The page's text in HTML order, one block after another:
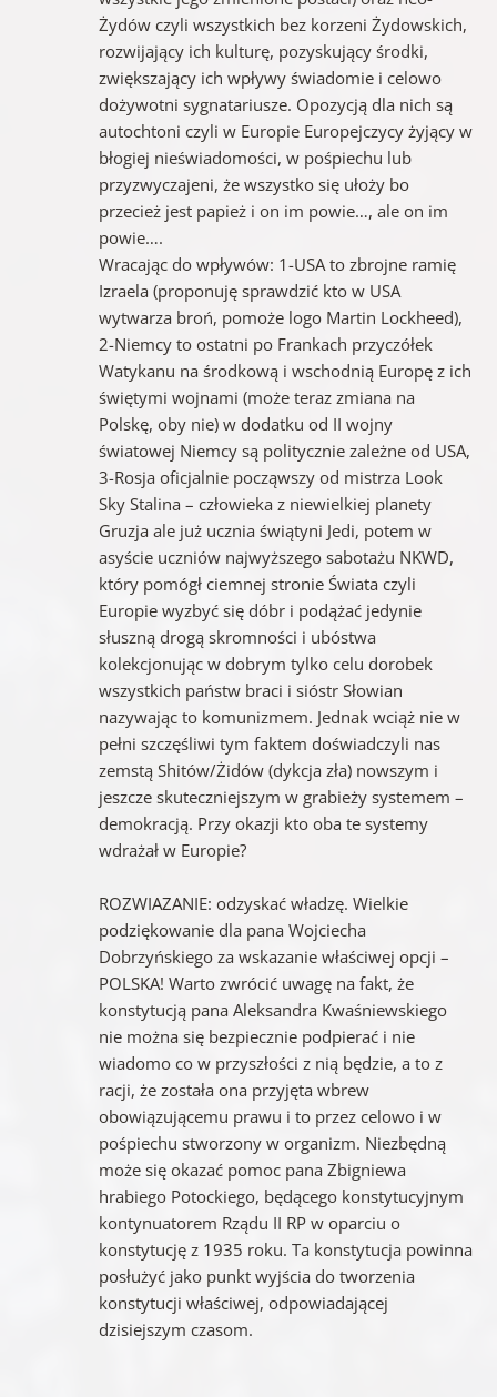
Żydów czyli wszystkich bez korzeni Żydowskich,
rozwijający ich kulturę, pozyskujący środki,
zwiększający ich wpływy świadomie i celowo
dożywotni sygnatariusze. Opozycją dla nich są
autochtoni czyli w Europie Europejczycy żyjący w
błogiej nieświadomości, w pośpiechu lub
przyzwyczajeni, że wszystko się ułoży bo
przecież jest papież i on im powie…, ale on im
powie….
Wracając do wpływów: 1-USA to zbrojne ramię
Izraela (proponuję sprawdzić kto w USA
wytwarza broń, pomoże logo Martin Lockheed),
2-Niemcy to ostatni po Frankach przyczółek
Watykanu na środkową i wschodnią Europę z ich
świętymi wojnami (może teraz zmiana na
Polskę, oby nie) w dodatku od II wojny
światowej Niemcy są politycznie zależne od USA,
3-Rosja oficjalnie począwszy od mistrza Look
Sky Stalina – człowieka z niewielkiej planety
Gruzja ale już ucznia świątyni Jedi, potem w
asyście uczniów najwyższego sabotażu NKWD,
który pomógł ciemnej stronie Świata czyli
Europie wyzbyć się dóbr i podążać jedynie
słuszną drogą skromności i ubóstwa
kolekcjonując w dobrym tylko celu dorobek
wszystkich państw braci i sióstr Słowian
nazywając to komunizmem. Jednak wciąż nie w
pełni szczęśliwi tym faktem doświadczyli nas
zemstą Shitów/Żidów (dykcja zła) nowszym i
jeszcze skuteczniejszym w grabieży systemem –
demokracją. Przy okazji kto oba te systemy
wdrażał w Europie?
ROZWIAZANIE: odzyskać władzę. Wielkie
podziękowanie dla pana Wojciecha
Dobrzyńskiego za wskazanie właściwej opcji –
POLSKA! Warto zwrócić uwagę na fakt, że
konstytucją pana Aleksandra Kwaśniewskiego
nie można się bezpiecznie podpierać i nie
wiadomo co w przyszłości z nią będzie, a to z
racji, że została ona przyjęta wbrew
obowiązującemu prawu i to przez celowo i w
pośpiechu stworzony w organizm. Niezbędną
może się okazać pomoc pana Zbigniewa
hrabiego Potockiego, będącego konstytucyjnym
kontynuatorem Rządu II RP w oparciu o
konstytucję z 1935 roku. Ta konstytucja powinna
posłużyć jako punkt wyjścia do tworzenia
konstytucji właściwej, odpowiadającej
dzisiejszym czasom.